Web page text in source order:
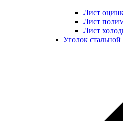
Лист
Лист
Лист
Уголок стальной